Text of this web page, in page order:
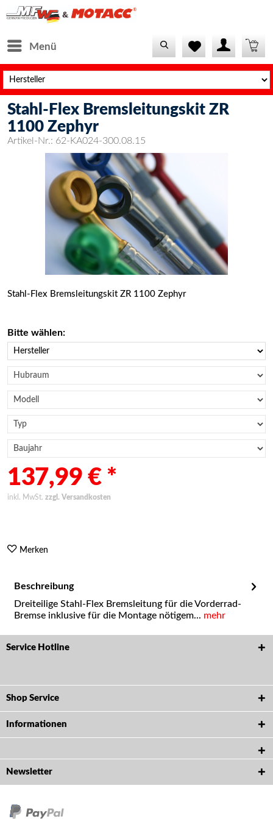
Menü
Stahl-Flex Bremsleitungskit ZR
1100 Zephyr
Artikel-Nr.: 62-KA024-300.08.15
Stahl-Flex Bremsleitungskit ZR 1100 Zephyr
Bitte wählen:
137,99 € *
inkl. MwSt. zzgl. Versandkosten
Merken
Beschreibung
Dreiteilige Stahl-Flex Bremsleitung für die Vorderrad-
Bremse inklusive für die Montage nötigem... mehr
Service Hotline
Shop Service
Informationen
Newsletter